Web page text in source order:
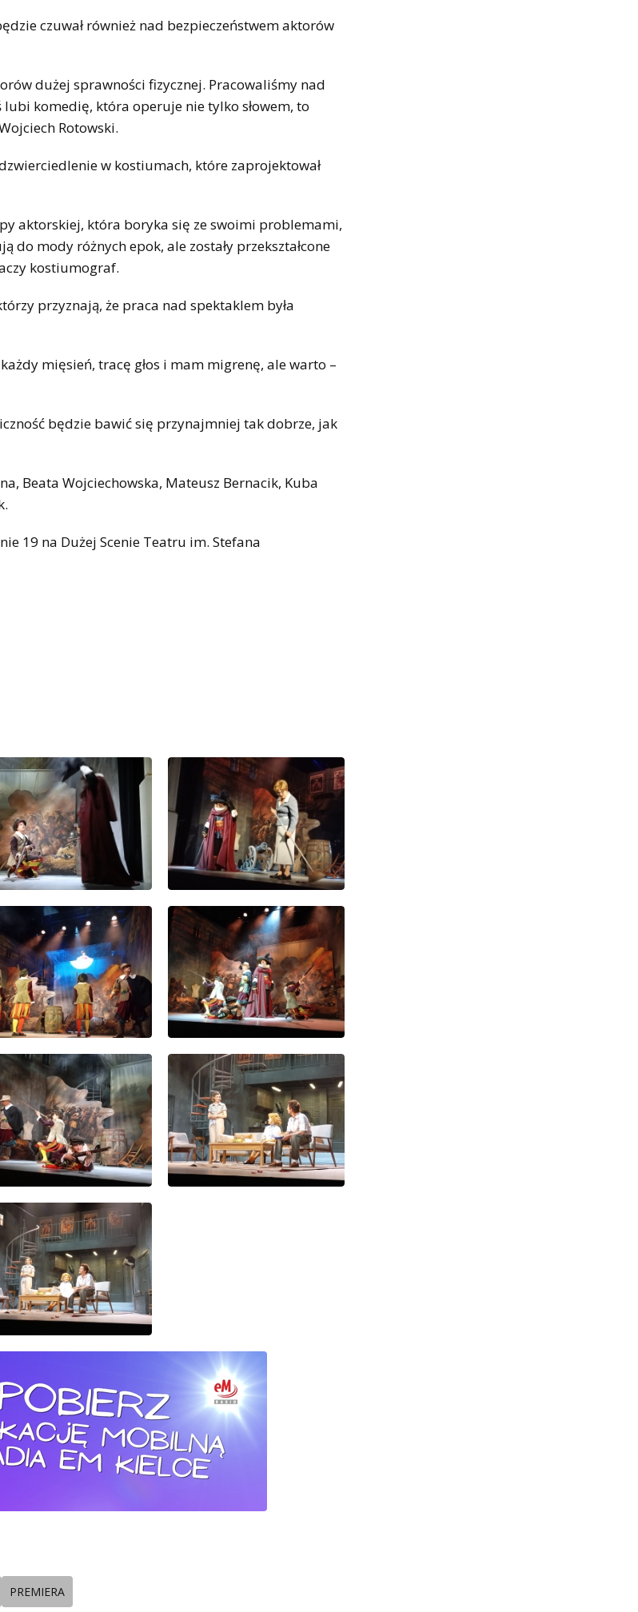
czuwał również nad bezpieczeństwem aktorów
dużej sprawności fizycznej. Pracowaliśmy nad
komedię, która operuje nie tylko słowem, to
Rotowski.
w kostiumach, które zaprojektował
aktorskiej, która boryka się ze swoimi problemami,
do mody różnych epok, ale zostały przekształcone
kostiumograf.
przyznają, że praca nad spektaklem była
mięsień, tracę głos i mam migrenę, ale warto –
będzie bawić się przynajmniej tak dobrze, jak
Beata Wojciechowska, Mateusz Bernacik, Kuba
19 na Dużej Scenie Teatru im. Stefana
PREMIERA